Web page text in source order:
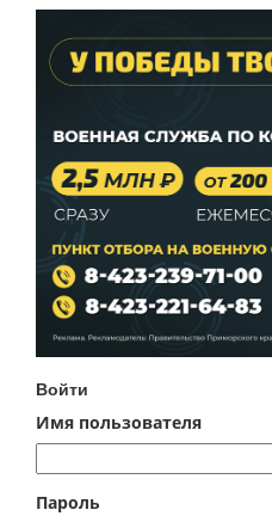
Войти
Имя пользователя
Пароль